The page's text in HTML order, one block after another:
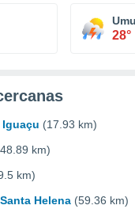
28°
(17.93 km)
km)
km)
Helena (59.36 km)